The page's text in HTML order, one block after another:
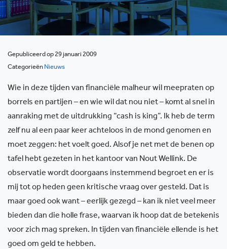
Gepubliceerd op 29 januari 2009
Categorieën Nieuws
Wie in deze tijden van financiële malheur wil meepraten op
borrels en partijen – en wie wil dat nou niet – komt al snel in
aanraking met de uitdrukking “cash is king”. Ik heb de term
zelf nu al een paar keer achteloos in de mond genomen en
moet zeggen: het voelt goed. Alsof je net met de benen op
tafel hebt gezeten in het kantoor van Nout Wellink. De
observatie wordt doorgaans instemmend begroet en er is
mij tot op heden geen kritische vraag over gesteld. Dat is
maar goed ook want – eerlijk gezegd – kan ik niet veel meer
bieden dan die holle frase, waarvan ik hoop dat de betekenis
voor zich mag spreken. In tijden van financiële ellende is het
goed om geld te hebben.